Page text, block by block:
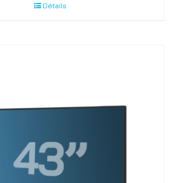
Détails